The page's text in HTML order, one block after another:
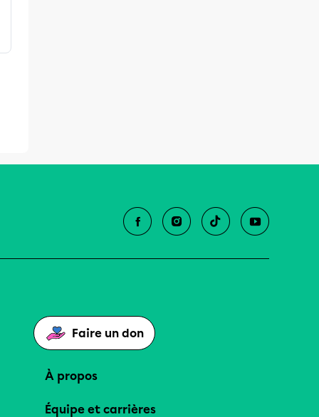
Faire un don
À propos
Équipe et carrières